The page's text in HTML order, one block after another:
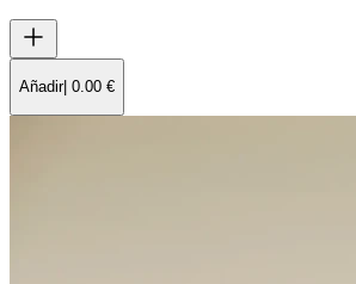
Añadir| 0.00 €